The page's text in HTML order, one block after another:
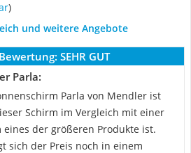
)
und weitere Angebote
SEHR GUT
Parla:
Parla von Mendler ist
Schirm im Vergleich mit einer
eines der größeren Produkte ist.
sich der Preis noch in einem